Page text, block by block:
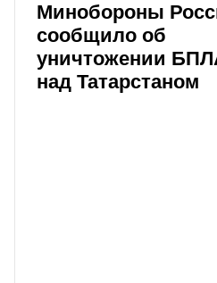
Минобороны
сообщило об
уничтожении
над Татарстаном